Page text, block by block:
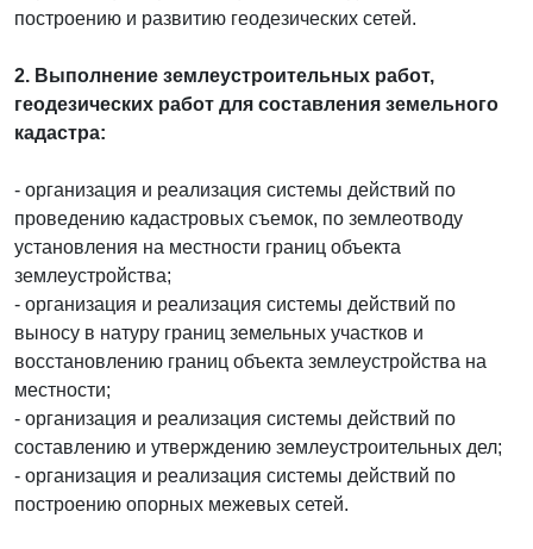
построению и развитию геодезических сетей.
2. Выполнение землеустроительных работ,
геодезических работ для составления земельного
кадастра:
- организация и реализация системы действий по
проведению кадастровых съемок, по землеотводу
установления на местности границ объекта
землеустройства;
- организация и реализация системы действий по
выносу в натуру границ земельных участков и
восстановлению границ объекта землеустройства на
местности;
- организация и реализация системы действий по
составлению и утверждению землеустроительных дел;
- организация и реализация системы действий по
построению опорных межевых сетей.